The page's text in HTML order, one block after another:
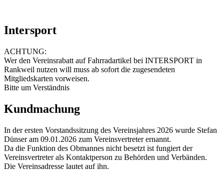
Intersport
ACHTUNG:
Wer den Vereinsrabatt auf Fahrradartikel bei INTERSPORT in
Rankweil nutzen will muss ab sofort die zugesendeten
Mitgliedskarten vorweisen.
Bitte um Verständnis
Kundmachung
In der ersten Vorstandssitzung des Vereinsjahres 2026 wurde Stefan
Dünser am 09.01.2026 zum Vereinsvertreter ernannt.
Da die Funktion des Obmannes nicht besetzt ist fungiert der
Vereinsvertreter als Kontaktperson zu Behörden und Verbänden.
Die Vereinsadresse lautet auf ihn.